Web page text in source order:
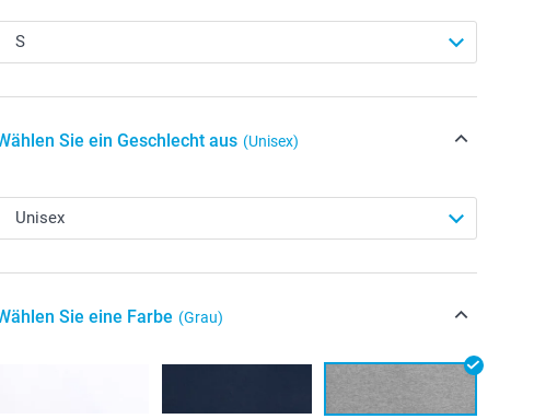
Sie ein Geschlecht aus (Unisex)
Sie eine Farbe (Grau)